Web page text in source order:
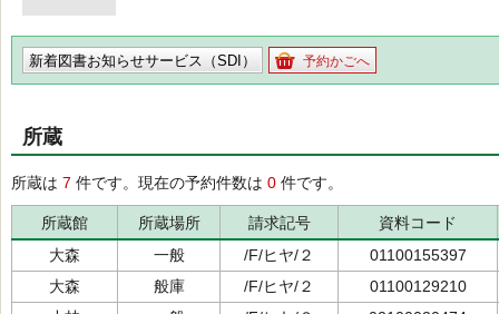
新着図書お知らせサービス（SDI） 予約かごへ
所蔵
所蔵は 7 件です。現在の予約件数は 0 件です。
所蔵館 所蔵場所 請求記号
資料コード
大森
一般 /F/ヒヤ/２
01100155397
大森
般庫 /F/ヒヤ/２
01100129210